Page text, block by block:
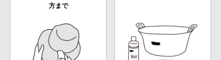
方まで